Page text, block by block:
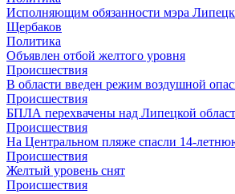
Исполняющим обязанности мэра
Щербаков
Политика
Объявлен отбой желтого уровня
Происшествия
В области введен режим воздушной
Происшествия
БПЛА перехвачены над Липецкой
Происшествия
На Центральном пляже спасли 14-
Происшествия
Желтый уровень снят
Происшествия